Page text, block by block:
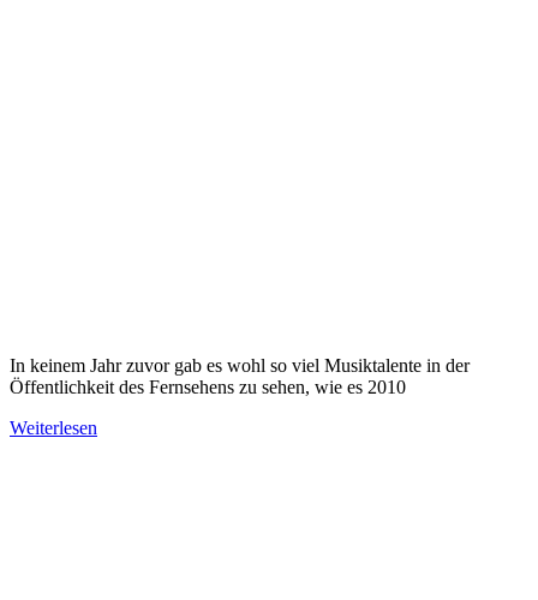
In keinem Jahr zuvor gab es wohl so viel Musiktalente in der
Öffentlichkeit des Fernsehens zu sehen, wie es 2010
Weiterlesen